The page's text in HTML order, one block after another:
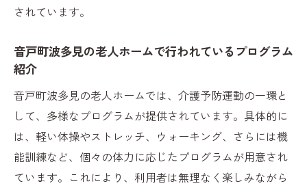
されています。
音戸町波多見の老人ホームで行われているプログラム
紹介
音戸町波多見の老人ホームでは、介護予防運動の一環と
して、多様なプログラムが提供されています。具体的に
は、軽い体操やストレッチ、ウォーキング、さらには機
能訓練など、個々の体力に応じたプログラムが用意され
ています。これにより、利用者は無理なく楽しみながら